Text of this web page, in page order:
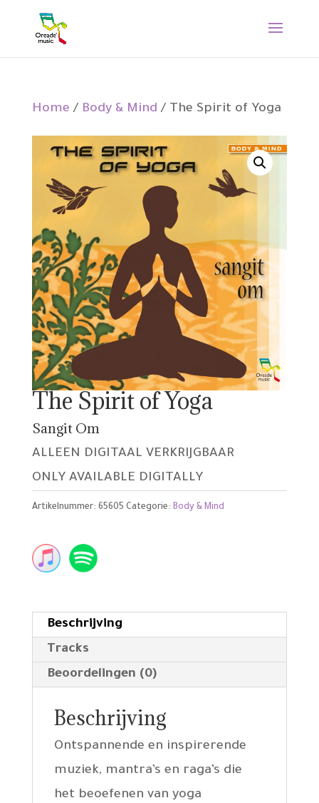
Home / Body & Mind / The Spirit of Yoga
The Spirit of Yoga
Sangit Om
ALLEEN DIGITAAL VERKRIJGBAAR
ONLY AVAILABLE DIGITALLY
Artikelnummer: 65605 Categorie: Body & Mind
Beschrijving
Tracks
Beoordelingen (0)
Beschrijving
Ontspannende en inspirerende
muziek, mantra’s en raga’s die
het beoefenen van yoga